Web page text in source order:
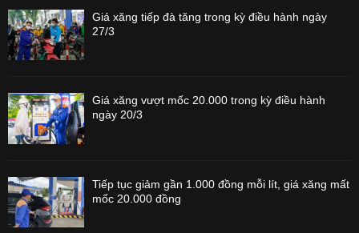
Giá xăng tiếp đà tăng trong kỳ điều hành ngày
27/3
Giá xăng vượt mốc 20.000 trong kỳ điều hành
ngày 20/3
Tiếp tục giảm gần 1.000 đồng mỗi lít, giá xăng mất
mốc 20.000 đồng